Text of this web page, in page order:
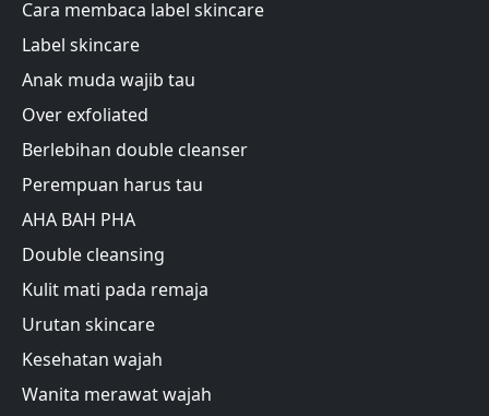
Cara membaca label skincare
Label skincare
Anak muda wajib tau
Over exfoliated
Berlebihan double cleanser
Perempuan harus tau
AHA BAH PHA
Double cleansing
Kulit mati pada remaja
Urutan skincare
Kesehatan wajah
Wanita merawat wajah